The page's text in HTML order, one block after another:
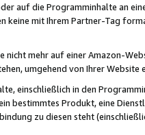
auf die Programminhalte an
keine mit Ihrem Partner-Tag
nicht mehr auf einer Amazon-
umgehend von Ihrer
einschließlich in den
bestimmtes Produkt, eine
zu diesen steht